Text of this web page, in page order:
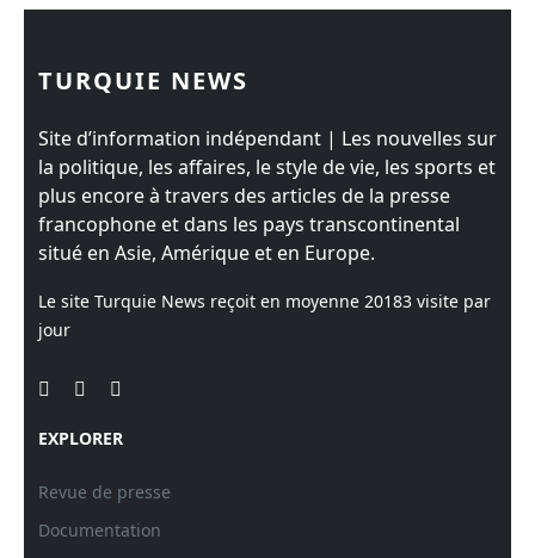
TURQUIE NEWS
Site d’information indépendant | Les nouvelles sur
la politique, les affaires, le style de vie, les sports et
plus encore à travers des articles de la presse
francophone et dans les pays transcontinental
situé en Asie, Amérique et en Europe.
Le site Turquie News reçoit en moyenne 20183 visite par
jour
EXPLORER
Revue de presse
Documentation